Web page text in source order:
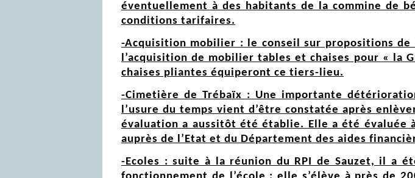
éventuellement à des habitants de la commine de
conditions tarifaires.
-Acquisition mobilier : le conseil sur propositions
l’acquisition de mobilier tables et chaises pour « la
chaises pliantes équiperont ce tiers-lieu.
-Cimetière de Trébaïx : Une importante
l’usure du temps vient d’être constatée après
évaluation a aussitôt été établie. Elle a été évaluée
auprès de l’Etat et du Département des aides
-Ecoles : suite à la réunion du RPI de Sauzet, il a